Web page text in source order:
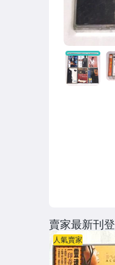
賣家最新刊登
人氣賣家